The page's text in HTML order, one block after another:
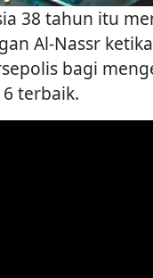
38 tahun itu
Al-Nassr
bagi
terbaik.